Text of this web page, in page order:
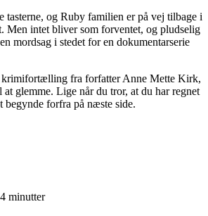
tasterne, og Ruby familien er på vej tilbage i
Men intet bliver som forventet, og pludselig
mordsag i stedet for en dokumentarserie
fra forfatter Anne Mette Kirk,
at glemme. Lige når du tror, at du har regnet
begynde forfra på næste side.
minutter